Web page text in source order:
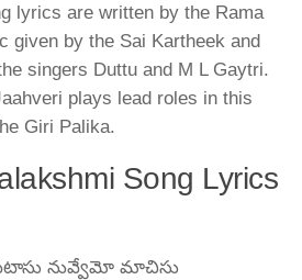
lyrics are written by the Rama
given by the Sai Kartheek and
singers Duttu and M L Gaytri.
plays lead roles in this
Giri Palika.
Song Lyrics
నువ్వేమో మాచిసు